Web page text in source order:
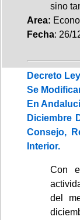
sino
Area:
Fecha: 26/
Decreto
Se
En
Diciembre
Consejo,
Interior.
Con
del